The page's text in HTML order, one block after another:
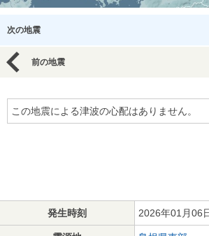
次の地震
前の地震
この地震による津波の心配はありません。
発生時刻 2026年01月06